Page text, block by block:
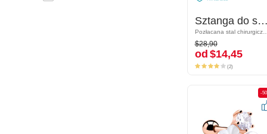
Sztanga do sutków z nakrętką w kwiaty i kryształami
Pozłacana stal chirurgiczna 316L/Mosiądz pozłacany
$28,90
od$14,45
Sztanga do sutków z nakrętką w kwiaty i kryształami
Pozłacana stal chirurgiczna 316L/Mosiądz pozłacany
$28,90
od $14,45
(2)
-50%
-